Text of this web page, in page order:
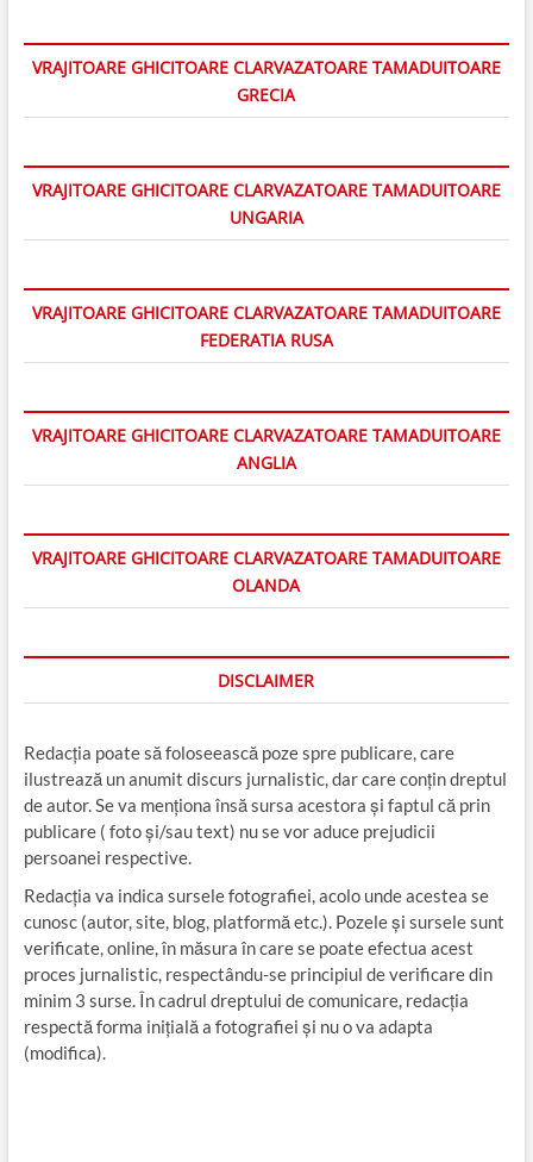
VRAJITOARE GHICITOARE CLARVAZATOARE TAMADUITOARE
GRECIA
VRAJITOARE GHICITOARE CLARVAZATOARE TAMADUITOARE
UNGARIA
VRAJITOARE GHICITOARE CLARVAZATOARE TAMADUITOARE
FEDERATIA RUSA
VRAJITOARE GHICITOARE CLARVAZATOARE TAMADUITOARE
ANGLIA
VRAJITOARE GHICITOARE CLARVAZATOARE TAMADUITOARE
OLANDA
DISCLAIMER
Redacția poate să foloseească poze spre publicare, care
ilustrează un anumit discurs jurnalistic, dar care conțin dreptul
de autor. Se va menționa însă sursa acestora și faptul că prin
publicare ( foto și/sau text) nu se vor aduce prejudicii
persoanei respective.
Redacția va indica sursele fotografiei, acolo unde acestea se
cunosc (autor, site, blog, platformă etc.). Pozele și sursele sunt
verificate, online, în măsura în care se poate efectua acest
proces jurnalistic, respectându-se principiul de verificare din
minim 3 surse. În cadrul dreptului de comunicare, redacția
respectă forma inițială a fotografiei și nu o va adapta
(modifica).